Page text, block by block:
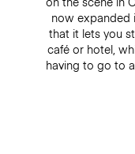
now expanded
that it lets you
café or hotel,
having to go to